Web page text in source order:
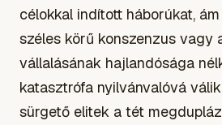
célokkal indított háborúkat,
széles körű konszenzus vagy
vállalásának hajlandósága
katasztrófa nyilvánvalóvá
sürgető elitek a tét